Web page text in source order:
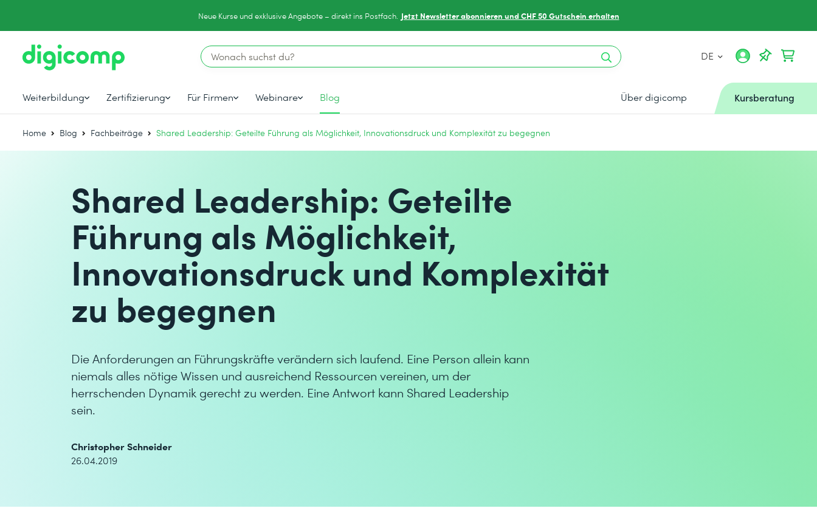
Neue Kurse und exklusive Angebote – direkt ins Postfach. Jetzt Newsletter abonnieren und CHF 50 Gutschein erhalten
DE
Weiterbildung Zertifizierung Für Firmen Webinare Blog Über digicomp Kursberatung
Home Blog Fachbeiträge Shared Leadership: Geteilte Führung als Möglichkeit, Innovationsdruck und Komplexität zu begegnen
Shared Leadership: Geteilte
Führung als Möglichkeit,
Innovationsdruck und Komplexität
zu begegnen
Die Anforderungen an Führungskräfte verändern sich laufend. Eine Person allein kann
niemals alles nötige Wissen und ausreichend Ressourcen vereinen, um der
herrschenden Dynamik gerecht zu werden. Eine Antwort kann Shared Leadership
sein.
Christopher Schneider
26.04.2019